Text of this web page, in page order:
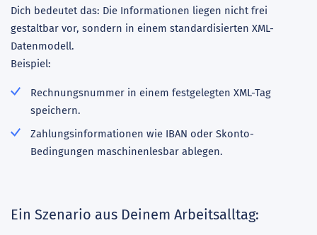
Dich bedeutet das: Die Informationen liegen nicht frei
gestaltbar vor, sondern in einem standardisierten XML-
Datenmodell.
Beispiel:
Rechnungsnummer in einem festgelegten XML-Tag
speichern.
Zahlungsinformationen wie IBAN oder Skonto-
Bedingungen maschinenlesbar ablegen.
Ein Szenario aus Deinem Arbeitsalltag: